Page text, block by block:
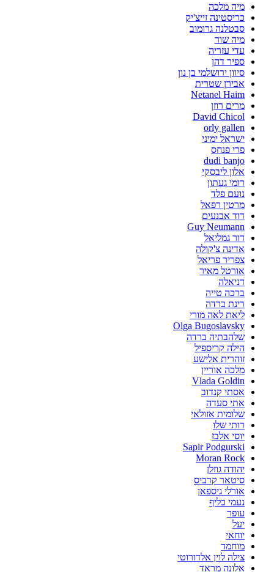
מיה מלכה
כריסטינה זייצ'יק
סבטלנה גרומוב
מיה שור
עדי עזריה
ספיר דהן
סיוון ירושלמי בן נון
אבירן שטרית
Netanel Haim
מרים רוזן
David Chicol
orly gallen
ישראל ימיני
פרי פנחס
dudi banjo
אלון ליבסקי
רומי געתון
נועם פלד
מרטין רפאל
דוד אבנעים
Guy Neumann
דור גמליאל
אדינה צ'קולה
צפריר פריאל
אורטל מאיר
דניאלה
ברכה טייה
רינת ברדה
ליאת לאה מורי
Olga Bugoslavsky
שלהבתיה ברדה
הילה קריספיל
זוהרית אלישע
מלכה אוריין
Vlada Goldin
אסתי קנדוב
אתי סעדה
שלומית אזולאי
רותי שלו
יוסי אלבז
Sapir Podgurski
Moran Rock
יהודה גוזלן
סיטאר קרביס
אורלי גיספאן
נעמי כליף
עופר
יעל
יוחאי
מוחמד
צילה לוין אלדורוטי
אלונה מראד